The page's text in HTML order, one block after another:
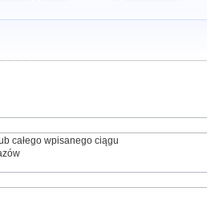
całego wpisanego ciągu